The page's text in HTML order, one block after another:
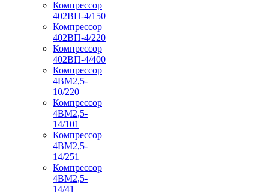
Компрессор
402ВП-4/150
Компрессор
402ВП-4/220
Компрессор
402ВП-4/400
Компрессор
4ВМ2,5-
10/220
Компрессор
4ВМ2,5-
14/101
Компрессор
4ВМ2,5-
14/251
Компрессор
4ВМ2,5-
14/41